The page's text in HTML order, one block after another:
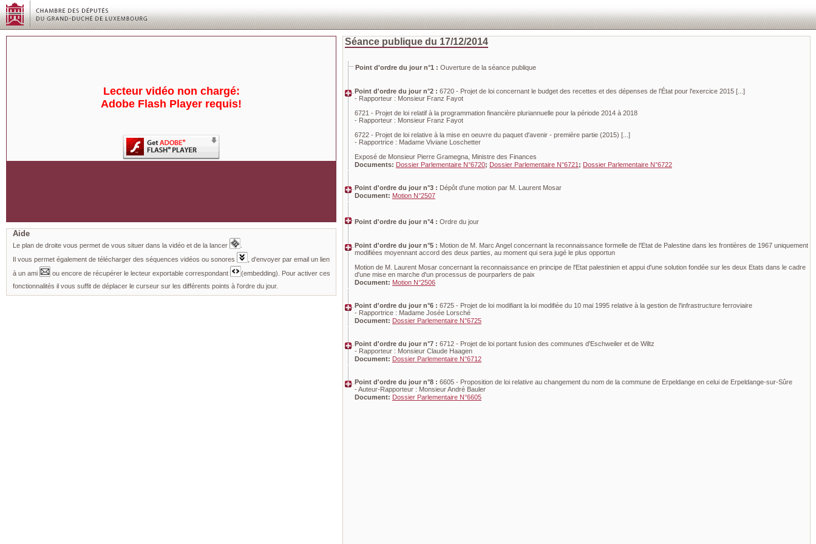
Lecteur vidéo non chargé:
Adobe Flash Player requis!
Aide
Le plan de droite vous permet de vous situer dans la vidéo et de la lancer
Il vous permet également de télécharger des séquences vidéos ou sonores
, d'envoyer par email un lien
à un ami
ou encore de récupérer le lecteur exportable correspondant
(embedding). Pour activer ces
fonctionnalités il vous suffit de déplacer le curseur sur les différents points à l'ordre du jour.
Séance publique du 17/12/2014
Point d'ordre du jour n°1 : Ouverture de la séance publique
Point d'ordre du jour n°2 : 6720 - Projet de loi concernant le budget des recettes et des dépenses de l'État pour l'exercice 2015 [...]
- Rapporteur : Monsieur Franz Fayot
6721 - Projet de loi relatif à la programmation financière pluriannuelle pour la période 2014 à 2018
- Rapporteur : Monsieur Franz Fayot
6722 - Projet de loi relative à la mise en oeuvre du paquet d'avenir - première partie (2015) [...]
- Rapportrice : Madame Viviane Loschetter
Exposé de Monsieur Pierre Gramegna, Ministre des Finances
Documents: Dossier Parlementaire N°6720; Dossier Parlementaire N°6721 ; Dossier Parlementaire N°6722
Point d'ordre du jour n°3 : Dépôt d'une motion par M. Laurent Mosar
Document: Motion N°2507
Point d'ordre du jour n°4 : Ordre du jour
Point d'ordre du jour n°5 : Motion de M. Marc Angel concernant la reconnaissance formelle de l'Etat de Palestine dans les frontières de 1967 uniquement
modifiées moyennant accord des deux parties, au moment qui sera jugé le plus opportun
Motion de M. Laurent Mosar concernant la reconnaissance en principe de l'Etat palestinien et appui d'une solution fondée sur les deux Etats dans le cadre
d'une mise en marche d'un processus de pourparlers de paix
Document: Motion N°2506
Point d'ordre du jour n°6 : 6725 - Projet de loi modifiant la loi modifiée du 10 mai 1995 relative à la gestion de l'infrastructure ferroviaire
- Rapportrice : Madame Josée Lorsché
Document: Dossier Parlementaire N°6725
Point d'ordre du jour n°7 : 6712 - Projet de loi portant fusion des communes d'Eschweiler et de Wiltz
- Rapporteur : Monsieur Claude Haagen
Document: Dossier Parlementaire N°6712
Point d'ordre du jour n°8 : 6605 - Proposition de loi relative au changement du nom de la commune de Erpeldange en celui de Erpeldange-sur-Sûre
- Auteur-Rapporteur : Monsieur André Bauler
Document: Dossier Parlementaire N°6605